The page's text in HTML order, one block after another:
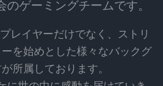
ゲーミングチームです。
レイヤーだけでなく、ストリ
を始めとした様々なバックグ
所属しております。